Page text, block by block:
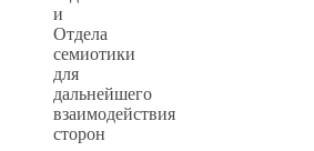
и
Отдела
семиотики
для
дальнейшего
взаимодействия
сторон